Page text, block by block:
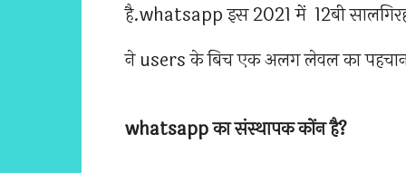
है.whatsapp इस 2021 में 12बी
ने users के बिच एक अलग लेवल का
whatsapp का संस्थापक कोंन है?